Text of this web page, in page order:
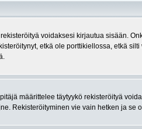
voidaksesi kirjautua sisään.
etkä ole porttikiellossa, etkä
määrittelee täytyykö rekisteröityä
Rekisteröityminen vie vain hetken ja se